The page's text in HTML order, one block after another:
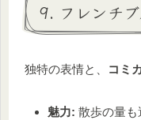
9. フレンチ
独特の表情と、 コミ
魅力: 散歩の量